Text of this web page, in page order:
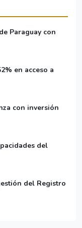
Paraguay con
en acceso a
con inversión
del
del Registro